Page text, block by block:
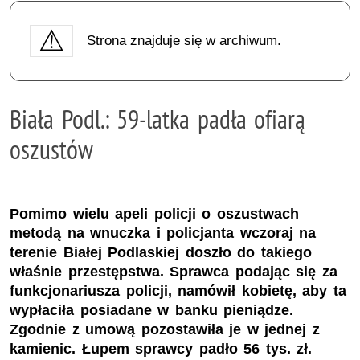
Strona znajduje się w archiwum.
Biała Podl.: 59-latka padła ofiarą
oszustów
Pomimo wielu apeli policji o oszustwach
metodą na wnuczka i policjanta wczoraj na
terenie Białej Podlaskiej doszło do takiego
właśnie przestępstwa. Sprawca podając się za
funkcjonariusza policji, namówił kobietę, aby ta
wypłaciła posiadane w banku pieniądze.
Zgodnie z umową pozostawiła je w jednej z
kamienic. Łupem sprawcy padło 56 tys. zł.